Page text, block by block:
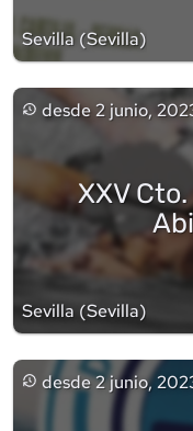
Sevilla (Sevilla)
desde2 junio,
XXV
Sevilla (Sevilla)
desde2 junio,